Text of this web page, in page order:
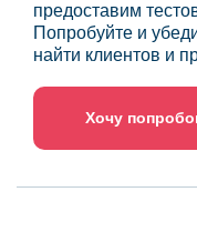
предоставим
Попробуйте и
найти клиентов и
Хочу